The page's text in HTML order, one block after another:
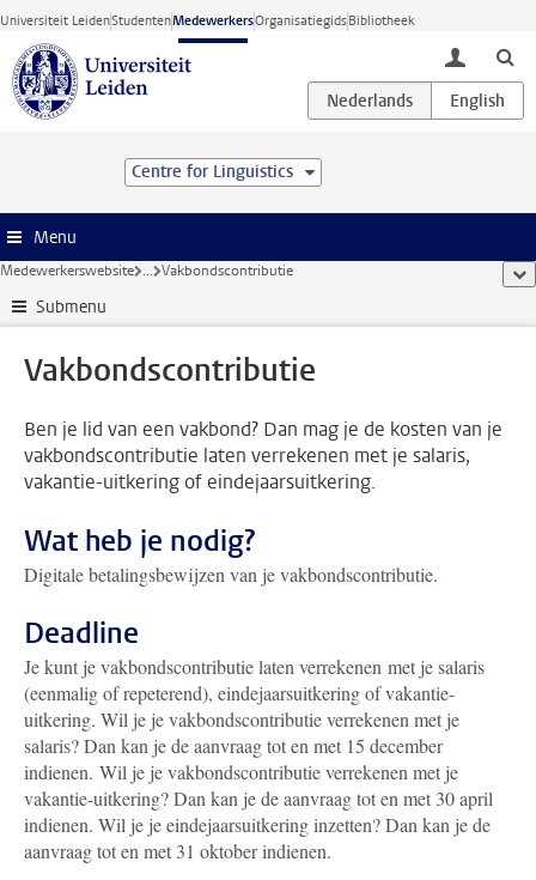
Ga direct naar de inhoud
Universiteit LeidenStudentenMedewerkersOrganisatiegidsBibliotheek
toggle
Centre for Linguistics
Menu
Medewerkerswebsite ... Vakbondscontributie
Submenu
Vakbondscontributie
Ben je lid van een vakbond? Dan mag je de kosten van je
vakbondscontributie laten verrekenen met je salaris,
vakantie-uitkering of eindejaarsuitkering.
Wat heb je nodig?
Digitale betalingsbewijzen van je vakbondscontributie.
Deadline
Je kunt je vakbondscontributie laten verrekenen met je salaris
(eenmalig of repeterend), eindejaarsuitkering of vakantie-
uitkering. Wil je je vakbondscontributie verrekenen met je
salaris? Dan kan je de aanvraag tot en met 15 december
indienen. Wil je je vakbondscontributie verrekenen met je
vakantie-uitkering? Dan kan je de aanvraag tot en met 30 april
indienen. Wil je je eindejaarsuitkering inzetten? Dan kan je de
aanvraag tot en met 31 oktober indienen.